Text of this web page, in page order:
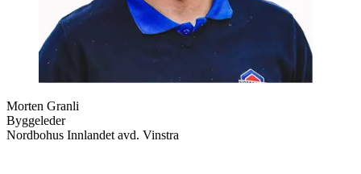
Morten Granli
Byggeleder
Nordbohus Innlandet avd. Vinstra